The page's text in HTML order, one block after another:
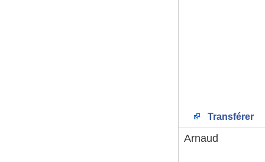
Transférer
Arnaud